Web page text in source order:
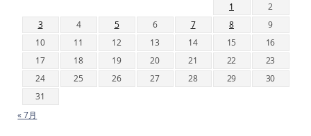
1
2
3
4 5 6 7 8
9
10
11 12 13 14 15
16
17
18 19 20 21 22
23
24
25 26 27 28 29
30
31
« 7月